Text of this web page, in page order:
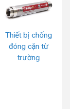
Thiết bị chống
đóng cặn từ
trường